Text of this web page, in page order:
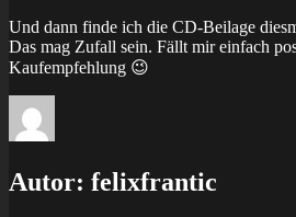
Und dann finde ich die CD-Beilage
Das mag Zufall sein. Fällt mir einfach
Kaufempfehlung 😉
Autor: felixfrantic